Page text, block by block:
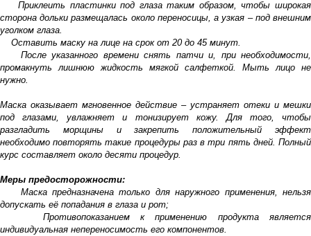
Приклеить пластинки под глаза таким образом, чтобы широкая
сторона дольки размещалась около переносицы, а узкая – под внешним
уголком глаза.
Оставить маску на лице на срок от 20 до 45 минут.
После указанного времени снять патчи и, при необходимости,
промакнуть лишнюю жидкость мягкой салфеткой. Мыть лицо не
нужно.
Маска оказывает мгновенное действие – устраняет отеки и мешки
под глазами, увлажняет и тонизирует кожу. Для того, чтобы
разгладить морщины и закрепить положительный эффект
необходимо повторять такие процедуры раз в три пять дней. Полный
курс составляет около десяти процедур.
Меры предосторожности:
Маска предназначена только для наружного применения, нельзя
допускать её попадания в глаза и рот;
Противопоказанием к применению продукта является
индивидуальная непереносимость его компонентов.